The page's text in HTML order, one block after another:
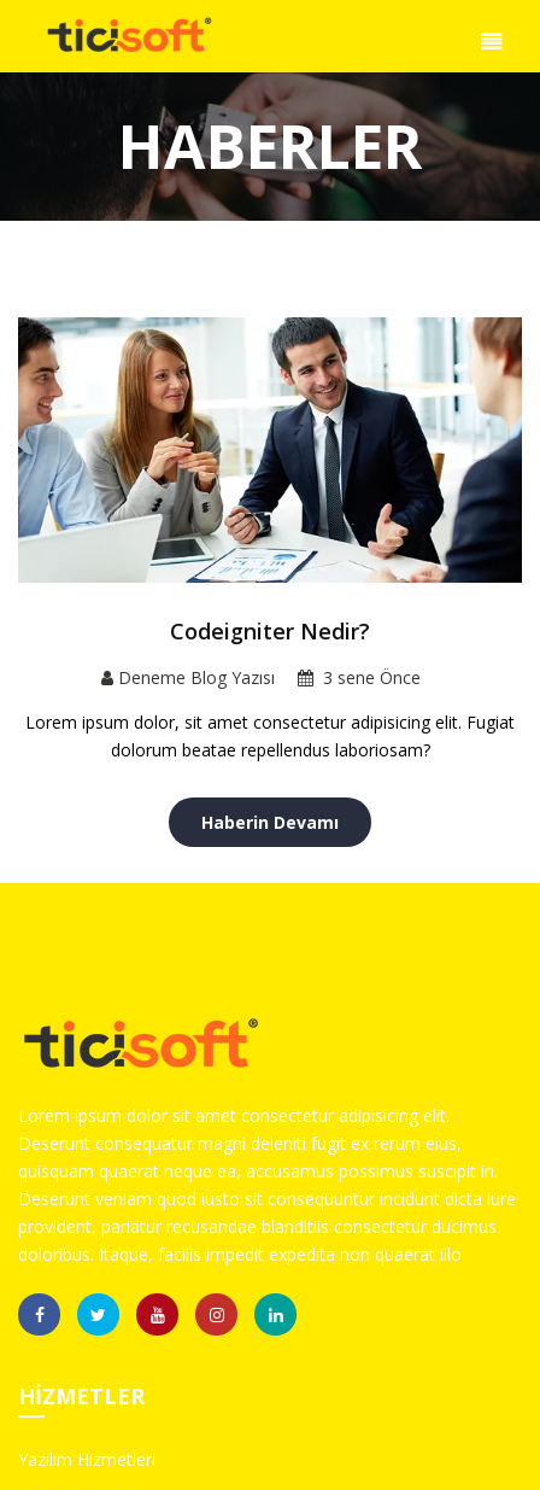
HABERLER
Codeigniter Nedir?
Deneme Blog Yazısı
3 sene Önce
Lorem ipsum dolor, sit amet consectetur adipisicing elit. Fugiat
dolorum beatae repellendus laboriosam?
Haberin Devamı
Lorem ipsum dolor sit amet consectetur adipisicing elit.
Deserunt consequatur magni deleniti fugit ex rerum eius,
quisquam quaerat neque ea, accusamus possimus suscipit in.
Deserunt veniam quod iusto sit consequuntur incidunt dicta iure
provident, pariatur recusandae blanditiis consectetur ducimus
doloribus. Itaque, facilis impedit expedita non quaerat illo
HIZMETLER
Yazılım Hizmetleri